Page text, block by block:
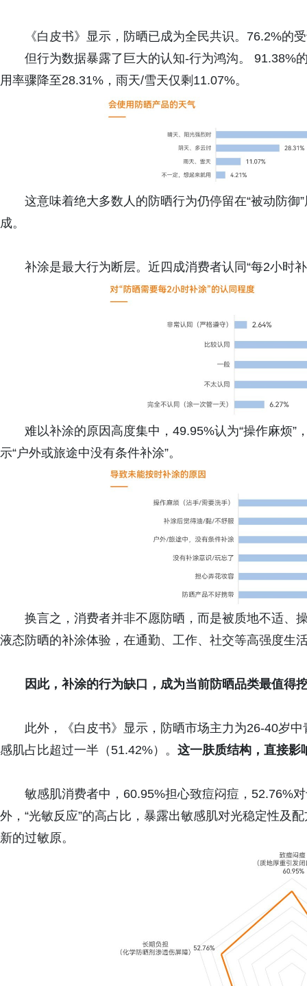
《白皮书》显示，防晒已成为全民共识。76.2%的
但行为数据暴露了巨大的认知-行为鸿沟。 91.38%
用率骤降至28.31%，雨天/雪天仅剩11.07%。
这意味着绝大多数人的防晒行为仍停留在“被动防御
成。
补涂是最大行为断层。近四成消费者认同“每2小时
难以补涂的原因高度集中，49.95%认为“操作麻烦”
示“户外或旅途中没有条件补涂”。
换言之，消费者并非不愿防晒，而是被质地不适、
液态防晒的补涂体验，在通勤、工作、社交等高强度生
因此，补涂的行为缺口，成为当前防晒品类最值得
此外，《白皮书》显示，防晒市场主力为26-40岁
感肌占比超过一半（51.42%）。 这一肤质结构，直接影
敏感肌消费者中，60.95%担心致痘闷痘，52.76%
外，“光敏反应”的高占比，暴露出敏感肌对光稳定性及
新的过敏原。